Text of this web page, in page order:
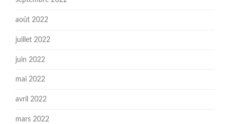
août 2022
juillet 2022
juin 2022
mai 2022
avril 2022
mars 2022